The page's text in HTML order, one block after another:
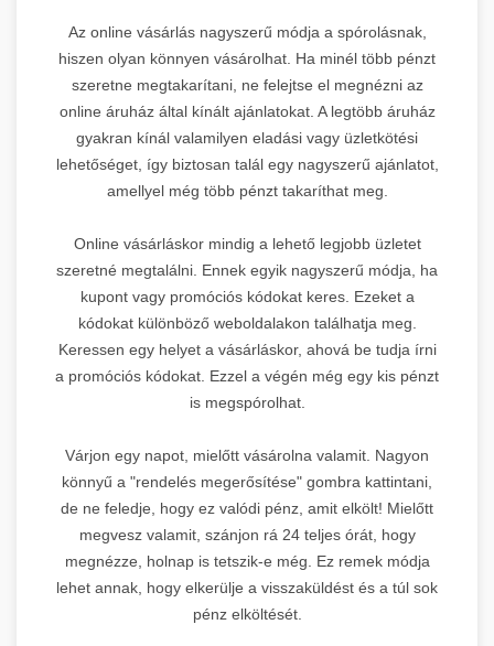
Az online vásárlás nagyszerű módja a spórolásnak,
hiszen olyan könnyen vásárolhat. Ha minél több pénzt
szeretne megtakarítani, ne felejtse el megnézni az
online áruház által kínált ajánlatokat. A legtöbb áruház
gyakran kínál valamilyen eladási vagy üzletkötési
lehetőséget, így biztosan talál egy nagyszerű ajánlatot,
amellyel még több pénzt takaríthat meg.
Online vásárláskor mindig a lehető legjobb üzletet
szeretné megtalálni. Ennek egyik nagyszerű módja, ha
kupont vagy promóciós kódokat keres. Ezeket a
kódokat különböző weboldalakon találhatja meg.
Keressen egy helyet a vásárláskor, ahová be tudja írni
a promóciós kódokat. Ezzel a végén még egy kis pénzt
is megspórolhat.
Várjon egy napot, mielőtt vásárolna valamit. Nagyon
könnyű a "rendelés megerősítése" gombra kattintani,
de ne feledje, hogy ez valódi pénz, amit elkölt! Mielőtt
megvesz valamit, szánjon rá 24 teljes órát, hogy
megnézze, holnap is tetszik-e még. Ez remek módja
lehet annak, hogy elkerülje a visszaküldést és a túl sok
pénz elköltését.